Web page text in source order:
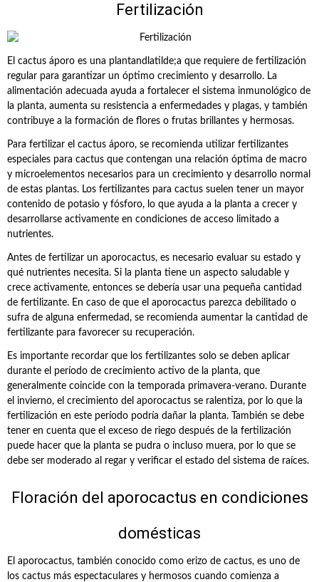
Fertilización
El cactus áporo es una plantandlatilde;a que requiere de fertilización
regular para garantizar un óptimo crecimiento y desarrollo. La
alimentación adecuada ayuda a fortalecer el sistema inmunológico de
la planta, aumenta su resistencia a enfermedades y plagas, y también
contribuye a la formación de flores o frutas brillantes y hermosas.
Para fertilizar el cactus áporo, se recomienda utilizar fertilizantes
especiales para cactus que contengan una relación óptima de macro
y microelementos necesarios para un crecimiento y desarrollo normal
de estas plantas. Los fertilizantes para cactus suelen tener un mayor
contenido de potasio y fósforo, lo que ayuda a la planta a crecer y
desarrollarse activamente en condiciones de acceso limitado a
nutrientes.
Antes de fertilizar un aporocactus, es necesario evaluar su estado y
qué nutrientes necesita. Si la planta tiene un aspecto saludable y
crece activamente, entonces se debería usar una pequeña cantidad
de fertilizante. En caso de que el aporocactus parezca debilitado o
sufra de alguna enfermedad, se recomienda aumentar la cantidad de
fertilizante para favorecer su recuperación.
Es importante recordar que los fertilizantes solo se deben aplicar
durante el período de crecimiento activo de la planta, que
generalmente coincide con la temporada primavera-verano. Durante
el invierno, el crecimiento del aporocactus se ralentiza, por lo que la
fertilización en este período podría dañar la planta. También se debe
tener en cuenta que el exceso de riego después de la fertilización
puede hacer que la planta se pudra o incluso muera, por lo que se
debe ser moderado al regar y verificar el estado del sistema de raíces.
Floración del aporocactus en condiciones
domésticas
El aporocactus, también conocido como erizo de cactus, es uno de
los cactus más espectaculares y hermosos cuando comienza a